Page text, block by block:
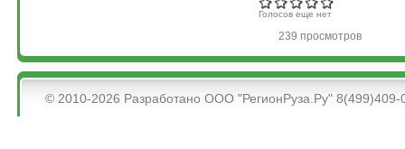
Голосов еще нет
239 просмотров
&bsps;
© 2010-2026 Разработано ООО "РегионРуза.Ру" 8(499)409-